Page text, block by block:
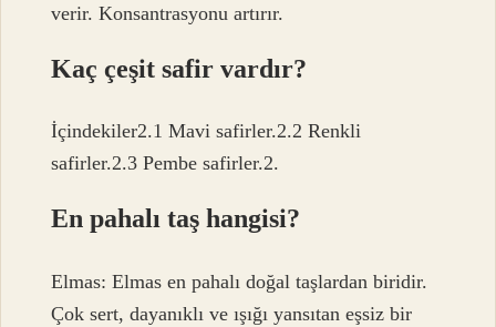
verir. Konsantrasyonu artırır.
Kaç çeşit safir vardır?
İçindekiler2.1 Mavi safirler.2.2 Renkli
safirler.2.3 Pembe safirler.2.
En pahalı taş hangisi?
Elmas: Elmas en pahalı doğal taşlardan biridir.
Çok sert, dayanıklı ve ışığı yansıtan eşsiz bir